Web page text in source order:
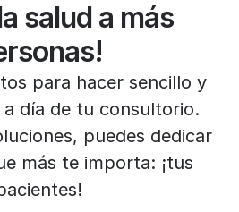
salud a más
para hacer sencillo y
día de tu consultorio.
puedes dedicar
más te importa: ¡tus